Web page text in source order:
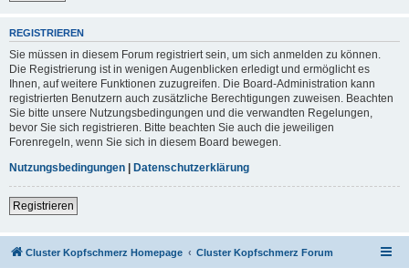
REGISTRIEREN
Sie müssen in diesem Forum registriert sein, um sich anmelden zu können.
Die Registrierung ist in wenigen Augenblicken erledigt und ermöglicht es
Ihnen, auf weitere Funktionen zuzugreifen. Die Board-Administration kann
registrierten Benutzern auch zusätzliche Berechtigungen zuweisen. Beachten
Sie bitte unsere Nutzungsbedingungen und die verwandten Regelungen,
bevor Sie sich registrieren. Bitte beachten Sie auch die jeweiligen
Forenregeln, wenn Sie sich in diesem Board bewegen.
Nutzungsbedingungen | Datenschutzerklärung
Registrieren
Cluster Kopfschmerz Homepage Cluster Kopfschmerz Forum